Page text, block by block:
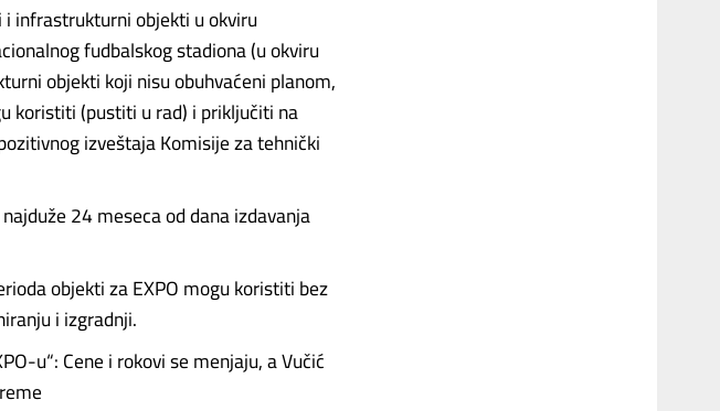
i infrastrukturni objekti u okviru
fudbalskog stadiona (u okviru
objekti koji nisu obuhvaćeni planom,
koristiti (pustiti u rad) i priključiti na
izveštaja Komisije za tehnički
24 meseca od dana izdavanja
objekti za EXPO mogu koristiti bez
i izgradnji.
u“: Cene i rokovi se menjaju, a Vučić